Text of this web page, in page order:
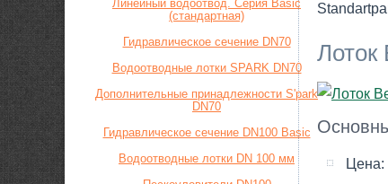
Линейный водоотвод. Серия Basic
(стандартная)
Гидравлическое сечение DN70
Водоотводные лотки SPARK DN70
Дополнительные принадлежности S'park
DN70
Гидравлическое сечение DN100 Basic
Водоотводные лотки DN 100 мм
Лоток
Цена: